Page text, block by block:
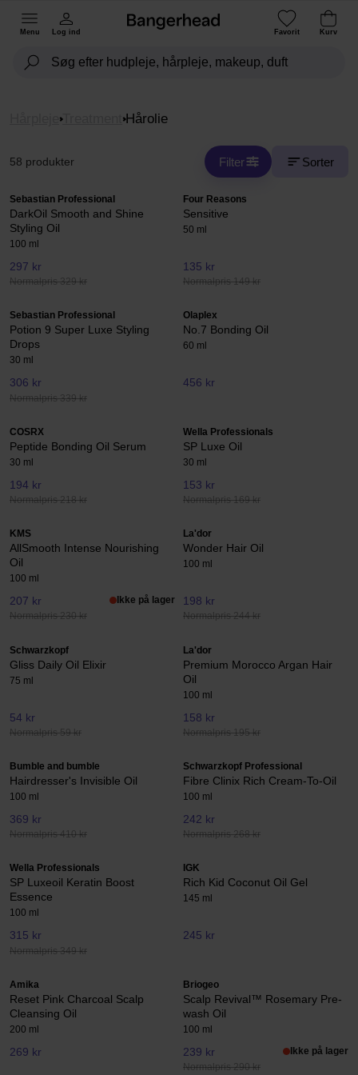
Menu Log ind Favorit Kurv
Treatment Hårolie
58 produkter Filter Sorter
Sebastian Professional
DarkOil Smooth and Shine
Styling Oil
100 ml
297 kr
Normalpris 329 kr
Four Reasons
Sensitive
50 ml
135 kr
Normalpris 149 kr
Sebastian Professional
Potion 9 Super Luxe Styling
Drops
30 ml
306 kr
Normalpris 339 kr
Olaplex
No.7 Bonding Oil
60 ml
456 kr
COSRX
Peptide Bonding Oil Serum
30 ml
194 kr
Normalpris 218 kr
Wella Professionals
SP Luxe Oil
30 ml
153 kr
Normalpris 169 kr
KMS
AllSmooth Intense Nourishing
Oil
100 ml
207 kr
Normalpris 230 kr
Ikke på lager
La'dor
Wonder Hair Oil
100 ml
198 kr
Normalpris 244 kr
Schwarzkopf
Gliss Daily Oil Elixir
75 ml
54 kr
Normalpris 59 kr
La'dor
Premium Morocco Argan Hair
Oil
100 ml
158 kr
Normalpris 195 kr
Bumble and bumble
Hairdresser's Invisible Oil
100 ml
369 kr
Normalpris 410 kr
Schwarzkopf Professional
Fibre Clinix Rich Cream-To-Oil
100 ml
242 kr
Normalpris 268 kr
Wella Professionals
SP Luxeoil Keratin Boost
Essence
100 ml
315 kr
Normalpris 349 kr
IGK
Rich Kid Coconut Oil Gel
145 ml
245 kr
Amika
Reset Pink Charcoal Scalp
Cleansing Oil
200 ml
269 kr
Briogeo
Scalp Revival™ Rosemary Pre-
wash Oil
100 ml
239 kr
Normalpris 290 kr
Ikke på lager